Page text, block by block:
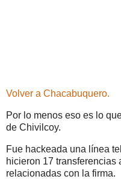
Volver a Chacabuquero.
Por lo menos eso es lo
de Chivilcoy.
Fue hackeada una línea
hicieron 17 transferencias
relacionadas con la firma.